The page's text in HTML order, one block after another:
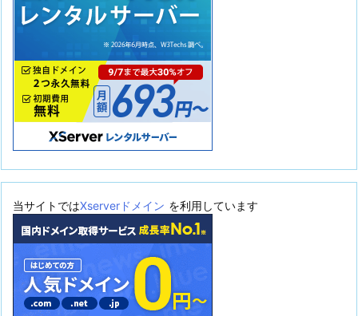
当サイトではXserverドメイン を利用しています